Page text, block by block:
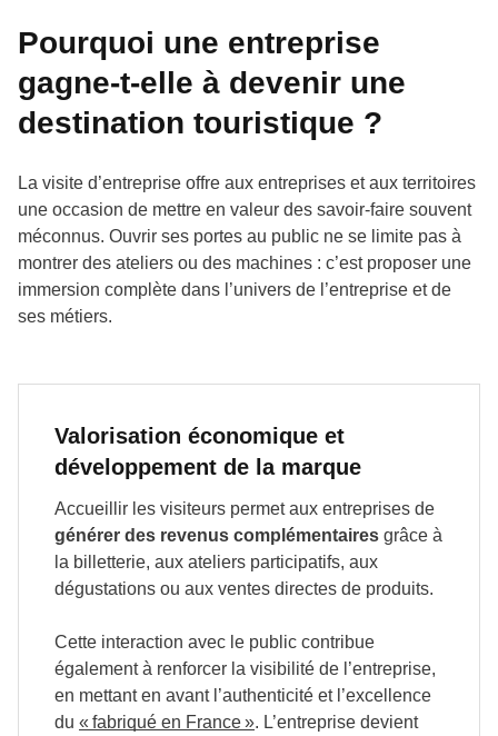
Pourquoi une entreprise
gagne-t-elle à devenir une
destination touristique ?
La visite d’entreprise offre aux entreprises et aux territoires
une occasion de mettre en valeur des savoir-faire souvent
méconnus. Ouvrir ses portes au public ne se limite pas à
montrer des ateliers ou des machines : c’est proposer une
immersion complète dans l’univers de l’entreprise et de
ses métiers.
Valorisation économique et
développement de la marque
Accueillir les visiteurs permet aux entreprises de
générer des revenus complémentaires grâce à
la billetterie, aux ateliers participatifs, aux
dégustations ou aux ventes directes de produits.
Cette interaction avec le public contribue
également à renforcer la visibilité de l’entreprise,
en mettant en avant l’authenticité et l’excellence
du « fabriqué en France ». L’entreprise devient